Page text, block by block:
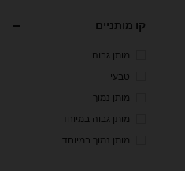
קו מותניים
מותן גבוה
טבעי
מותן נמוך
מותן גבוה במיוחד
מותן נמוך במיוחד